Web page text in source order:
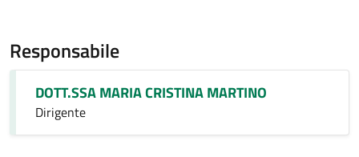
Responsabile
DOTT.SSA MARIA CRISTINA MARTINO
Dirigente